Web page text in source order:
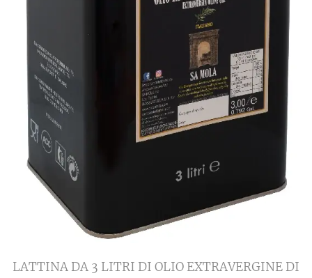
LATTINA DA 3 LITRI DI OLIO EXTRAVERGINE DI